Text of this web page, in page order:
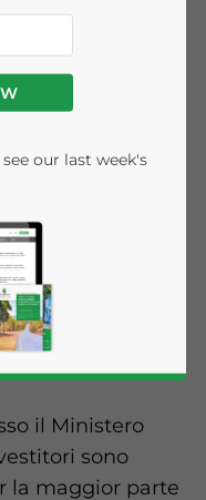
offerti alle
economica,
delle
il Ministero
sono
la maggior parte
our last week's